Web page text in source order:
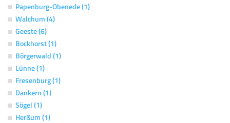
Papenburg-Obenede (1)
Walchum (4)
Geeste (6)
Bockhorst (1)
Börgerwald (1)
Lünne (1)
Fresenburg (1)
Dankern (1)
Sögel (1)
Herßum (1)